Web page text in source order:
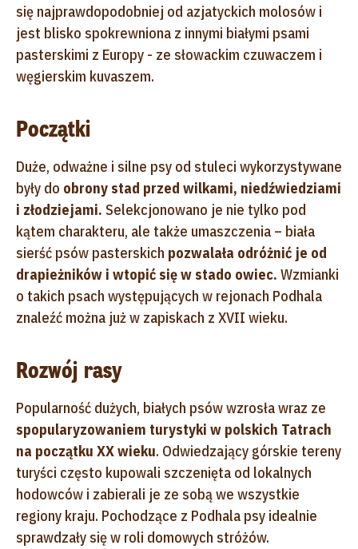
się najprawdopodobniej od azjatyckich molosów i
jest blisko spokrewniona z innymi białymi psami
pasterskimi z Europy - ze słowackim czuwaczem i
węgierskim kuvaszem.
Początki
Duże, odważne i silne psy od stuleci wykorzystywane
były do obrony stad przed wilkami, niedźwiedziami
i złodziejami. Selekcjonowano je nie tylko pod
kątem charakteru, ale także umaszczenia – biała
sierść psów pasterskich pozwalała odróżnić je od
drapieżników i wtopić się w stado owiec. Wzmianki
o takich psach występujących w rejonach Podhala
znaleźć można już w zapiskach z XVII wieku.
Rozwój rasy
Popularność dużych, białych psów wzrosła wraz ze
spopularyzowaniem turystyki w polskich Tatrach
na początku XX wieku. Odwiedzający górskie tereny
turyści często kupowali szczenięta od lokalnych
hodowców i zabierali je ze sobą we wszystkie
regiony kraju. Pochodzące z Podhala psy idealnie
sprawdzały się w roli domowych stróżów.